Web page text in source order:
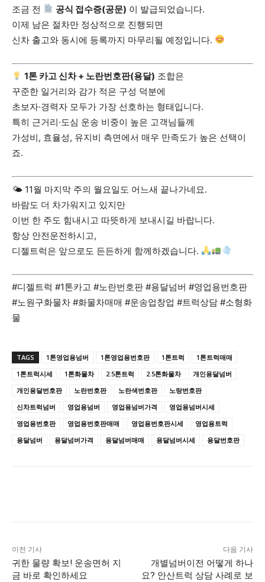
조금 전
공식 접수증(공문) 이 발급되었습니다.
이제 남은 절차만 정상적으로 진행되면
신차 출고와 동시에 등록까지 마무리될 예정입니다.
1톤 카고 신차 + 노란번호판(용달) 조합은
꾸준한 일거리와 감가 적은 구성 덕분에
초보자·경력자 모두가 가장 선호하는 형태입니다.
특히 근거리·도심 운송 비중이 높은 고객님들께
가성비, 효율성, 유지비 측면에서 매우 만족도가 높은 선택이
죠.
🌤 11월 마지막 주의 월요일도 어느새 끝나가네요.
바람도 더 차가워지고 있지만
이번 한 주도 힘내시고 따뜻하게 보내시길 바랍니다.
항상 안전운전하시고,
디젤트럭은 앞으로도 든든하게 함께하겠습니다.
#디젤트럭 #1톤카고 #노란번호판 #용달넘버 #영업용번호판
#노원구화물차 #화물차매매 #운송업창업 #트럭상담 #소형화
물
TAGS 1톤영업용넘버 1톤영업용번호판 1톤트럭
1톤트럭매매
1톤트럭시세
1톤화물차 2.5톤트럭 2.5톤화물차
개인용달넘버
개인용달번호판
노란번호판 노란색번호판
노랑번호판
신차트럭넘버
영업용넘버 영업용넘버가격
영업용넘버시세
영업용번호판
영업용번호판매매 영업용번호판시세
영업용트럭
용달넘버
용달넘버가격 용달넘버매매 용달넘버시세 용달번호판
이전 기사
귀한 물량 확보! 운송면허 지
금 바로 확인하세요
다음 기사
개별넘버이전 어떻게 하나
요? 안산트럭 상담 사례로 보